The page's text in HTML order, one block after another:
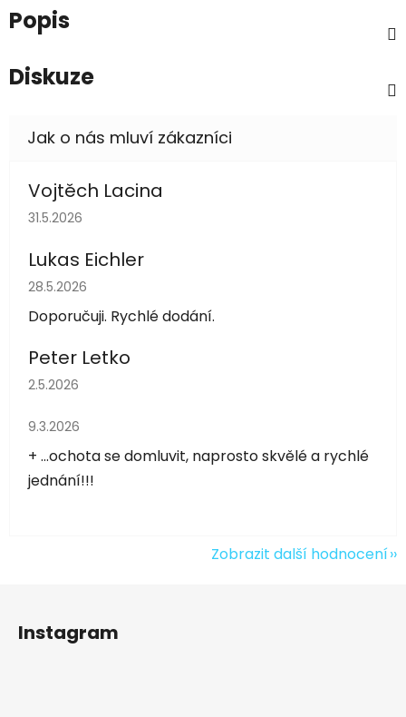
Popis
Diskuze
Vojtěch Lacina
Hodnocení obchodu je 5 z 5 hvězdiček.
31.5.2026
Lukas Eichler
Hodnocení obchodu je 5 z 5 hvězdiček.
28.5.2026
Doporučuji. Rychlé dodání.
Peter Letko
Hodnocení obchodu je 5 z 5 hvězdiček.
2.5.2026
Hodnocení obchodu je 5 z 5 hvězdiček.
9.3.2026
+ ...ochota se domluvit, naprosto skvělé a rychlé
jednání!!!
Zobrazit další hodnocení
Instagram